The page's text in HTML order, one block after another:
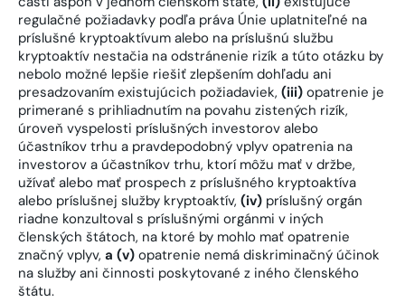
regulačné požiadavky podľa práva Únie uplatniteľné na
príslušné kryptoaktívum alebo na príslušnú službu
kryptoaktív nestačia na odstránenie rizík a túto otázku by
nebolo možné lepšie riešiť zlepšením dohľadu ani
presadzovaním existujúcich požiadaviek, (iii) opatrenie je
primerané s prihliadnutím na povahu zistených rizík,
úroveň vyspelosti príslušných investorov alebo
účastníkov trhu a pravdepodobný vplyv opatrenia na
investorov a účastníkov trhu, ktorí môžu mať v držbe,
užívať alebo mať prospech z príslušného kryptoaktíva
alebo príslušnej služby kryptoaktív, (iv) príslušný orgán
riadne konzultoval s príslušnými orgánmi v iných
členských štátoch, na ktoré by mohlo mať opatrenie
značný vplyv, a (v) opatrenie nemá diskriminačný účinok
na služby ani činnosti poskytované z iného členského
štátu.